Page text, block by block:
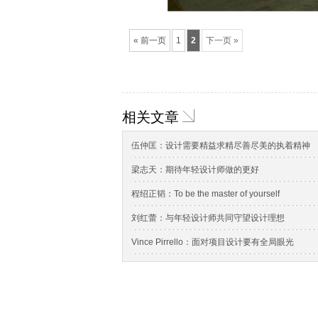
« 前一页 1 2 下一页 »
相关文章
伍仲匡：设计需要精益求精尽善尽美的执着精神
梁志天：期待年轻设计师做的更好
程绍正韬：To be the master of yourself
刘红蕾：与年轻设计师共同守望设计理想
Vince Pirrello：面对项目设计要有全局眼光